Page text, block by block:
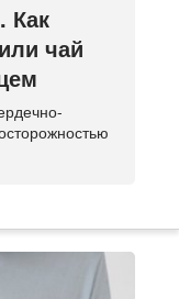
Как
чай